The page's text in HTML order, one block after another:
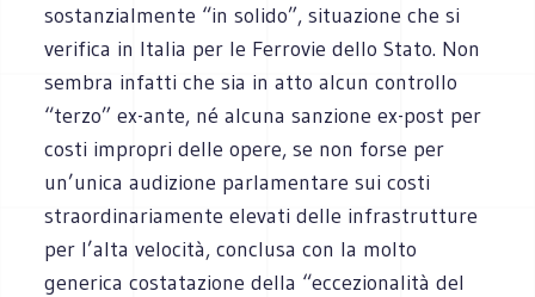
sostanzialmente “in solido”, situazione che si
verifica in Italia per le Ferrovie dello Stato. Non
sembra infatti che sia in atto alcun controllo
“terzo” ex-ante, né alcuna sanzione ex-post per
costi impropri delle opere, se non forse per
un’unica audizione parlamentare sui costi
straordinariamente elevati delle infrastrutture
per l’alta velocità, conclusa con la molto
generica costatazione della “eccezionalità del